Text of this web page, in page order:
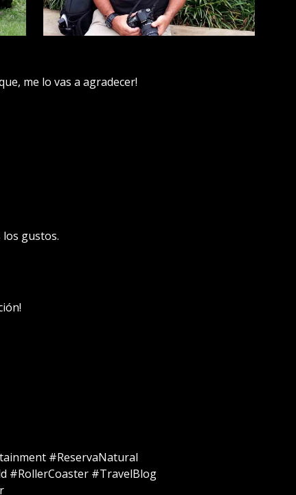
me lo vas a agradecer!
gustos.
#ReservaNatural
#RollerCoaster #TravelBlog